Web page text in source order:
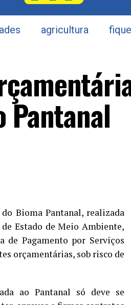
agricultura
Pantanal
Bioma Pantanal, realizada
Estado de Meio Ambiente,
de Pagamento por Serviços
orçamentárias, sob risco de
ao Pantanal só deve se